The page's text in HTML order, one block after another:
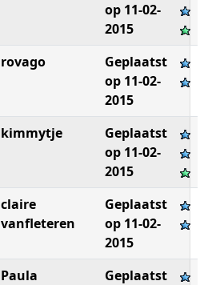
op 11-02-
2015
rovago
Geplaatst
op 11-02-
2015
kimmytje
Geplaatst
op 11-02-
2015
claire
vanfleteren
Geplaatst
op 11-02-
2015
Paula
Geplaatst